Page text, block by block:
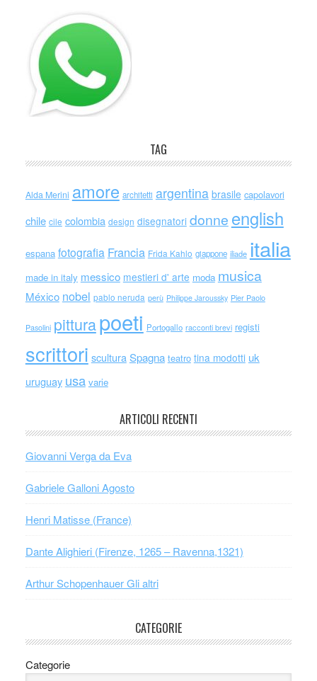
TAG
Alda Merini amore architetti argentina brasile capolavori
chile cile colombia design disegnatori donne english
espana fotografia Francia Frida Kahlo giappone iliade italia
made in italy messico mestieri d' arte moda musica
México nobel pablo neruda perù Philippe Jaroussky Pier Paolo
Pasolini pitturapoeti Portogallo racconti brevi registi
scrittori scultura Spagna teatro tina modotti uk
uruguay usa varie
ARTICOLI RECENTI
Giovanni Verga da Eva
Gabriele Galloni Agosto
Henri Matisse (France)
Dante Alighieri (Firenze, 1265 – Ravenna,1321)
Arthur Schopenhauer Gli altri
CATEGORIE
Categorie